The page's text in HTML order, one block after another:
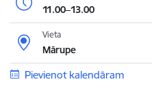
11.00–13.00
Vieta
Mārupe
Pievienot kalendāram